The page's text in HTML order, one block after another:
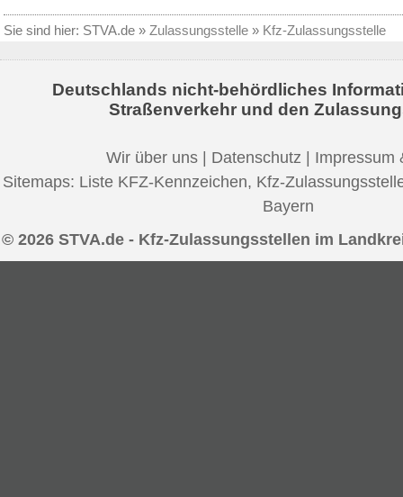
Sie sind hier: STVA.de » Zulassungsstelle » Kfz-Zulassungsstelle
Deutschlands nicht-behördliches
Straßenverkehr und den
Wir über uns Datenschutz
Impressum
Sitemaps: Liste KFZ-Kennzeichen, Kfz-
Bayern
© 2026 STVA.de - Kfz-Zulassungsstellen im